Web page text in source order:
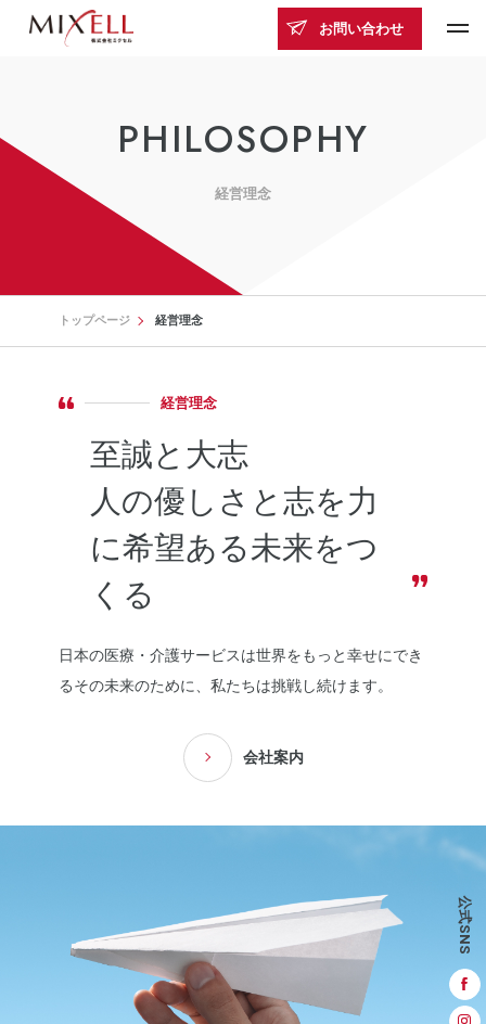
お問い合わせ
公式SNS
PHILOSOPHY
経営理念
トップページ 経営理念
経営理念
至誠と大志
人の優しさと志を力
に希望ある未来をつ
くる
日本の医療・介護サービスは世界をもっと幸せにでき
るその未来のために、 私たちは挑戦し続けます。
会社案内